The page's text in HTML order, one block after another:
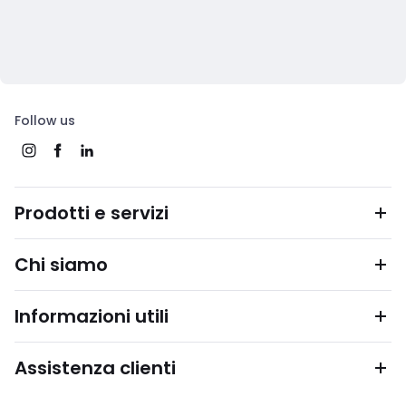
Follow us
Prodotti e servizi
Chi siamo
Informazioni utili
Assistenza clienti